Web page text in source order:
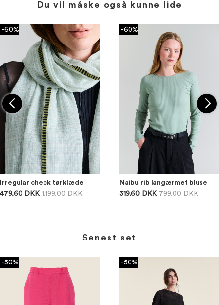
Du vil måske også kunne lide
-60%
Irregular check tørklæde
479,60 DKK 1.199,00 DKK
-60%
Naibu rib langærmet bluse
319,60 DKK 799,00 DKK
Senest set
-50% -50%